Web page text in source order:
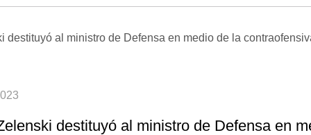
destituyó al ministro de Defensa en